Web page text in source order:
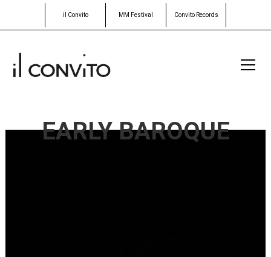
il Convito MM Festival Convito Records
EARLY BAROQUE